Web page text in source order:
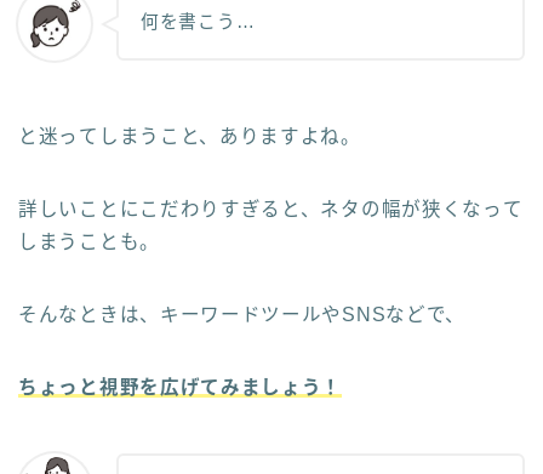
何を書こう…
と迷ってしまうこと、ありますよね。
詳しいことにこだわりすぎると、ネタの幅が狭くなって
しまうことも。
そんなときは、キーワードツールやSNSなどで、
ちょっと視野を広げてみましょう！